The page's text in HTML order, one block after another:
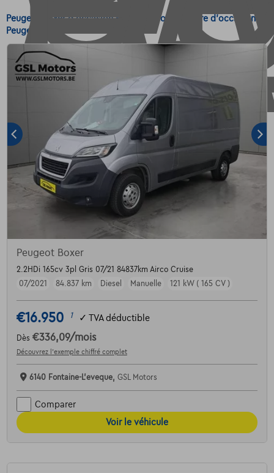
Peugeot Boxer d'occasion - Achetez votre voiture d'occasion
Peugeot Boxer
Peugeot Boxer
2.2HDi 165cv 3pl Gris 07/21 84837km Airco Cruise
07/2021
84.837 km Diesel Manuelle 121 kW ( 165 CV )
€16.950 1 ✓ TVA déductible
Dès €336,09/mois
Découvrez l’exemple chiffré complet
6140 Fontaine-L'eveque, GSL Motors
Comparer
Voir le véhicule